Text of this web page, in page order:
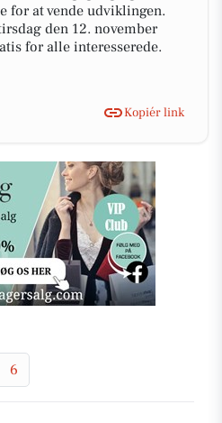
for at vende udviklingen.
den 12. november
for alle interesserede.
Kopiér link
6